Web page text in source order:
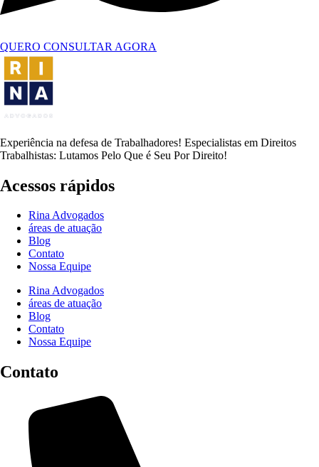
QUERO CONSULTAR AGORA
Experiência na defesa de Trabalhadores! Especialistas em Direitos
Trabalhistas: Lutamos Pelo Que é Seu Por Direito!
Acessos rápidos
Rina Advogados
áreas de atuação
Blog
Contato
Nossa Equipe
Rina Advogados
áreas de atuação
Blog
Contato
Nossa Equipe
Contato